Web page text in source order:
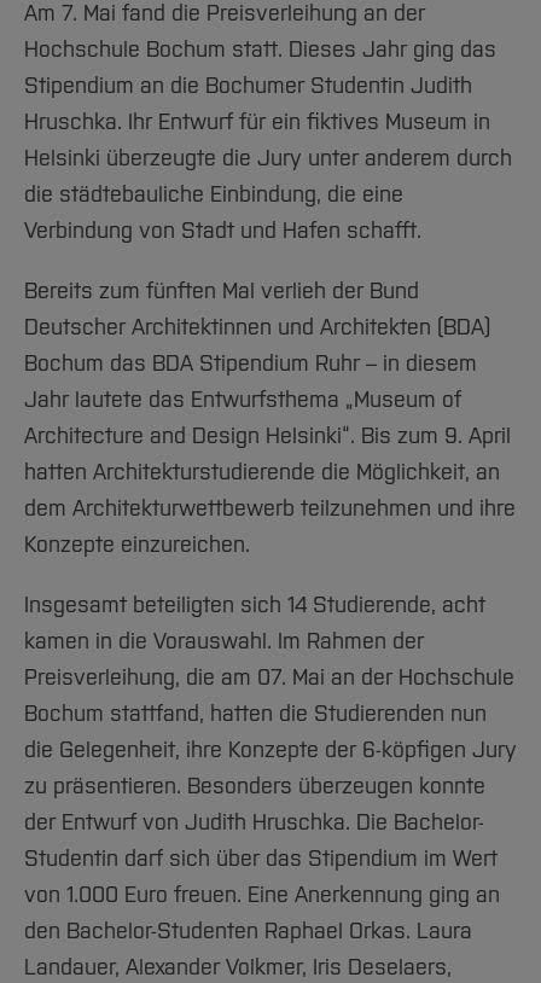
Arbeiten im FB G
Forschung und Projekte
International
Team
Service
Studiengänge
Studieninteressierte
Aktuelles
Studium
Fachgruppen
International
Team
Amtliche Bekanntmachungen
Notfall-Infos
BO Shop
Familiengerechte Hochschule
Gleichstellung
Diskriminierungsfreie Hochschule
Wahlen
Hochschulbibliothek
Hochschulkommunikation
Medienzentrum
qed-Stiftung
Zentrale Studienberatung
Am 7. Mai fand die Preisverleihung an der
Hochschule Bochum statt. Dieses Jahr ging das
Stipendium an die Bochumer Studentin Judith
Hruschka. Ihr Entwurf für ein fiktives Museum in
Helsinki überzeugte die Jury unter anderem durch
die städtebauliche Einbindung, die eine
Verbindung von Stadt und Hafen schafft.
Bereits zum fünften Mal verlieh der Bund
Deutscher Architektinnen und Architekten (BDA)
Bochum das BDA Stipendium Ruhr – in diesem
Jahr lautete das Entwurfsthema „Museum of
Architecture and Design Helsinki“. Bis zum 9. April
hatten Architekturstudierende die Möglichkeit, an
dem Architekturwettbewerb teilzunehmen und ihre
Konzepte einzureichen.
Insgesamt beteiligten sich 14 Studierende, acht
kamen in die Vorauswahl. Im Rahmen der
Preisverleihung, die am 07. Mai an der Hochschule
Bochum stattfand, hatten die Studierenden nun
die Gelegenheit, ihre Konzepte der 6-köpfigen Jury
zu präsentieren. Besonders überzeugen konnte
der Entwurf von Judith Hruschka. Die Bachelor-
Studentin darf sich über das Stipendium im Wert
von 1.000 Euro freuen. Eine Anerkennung ging an
den Bachelor-Studenten Raphael Orkas. Laura
Landauer, Alexander Volkmer, Iris Deselaers,